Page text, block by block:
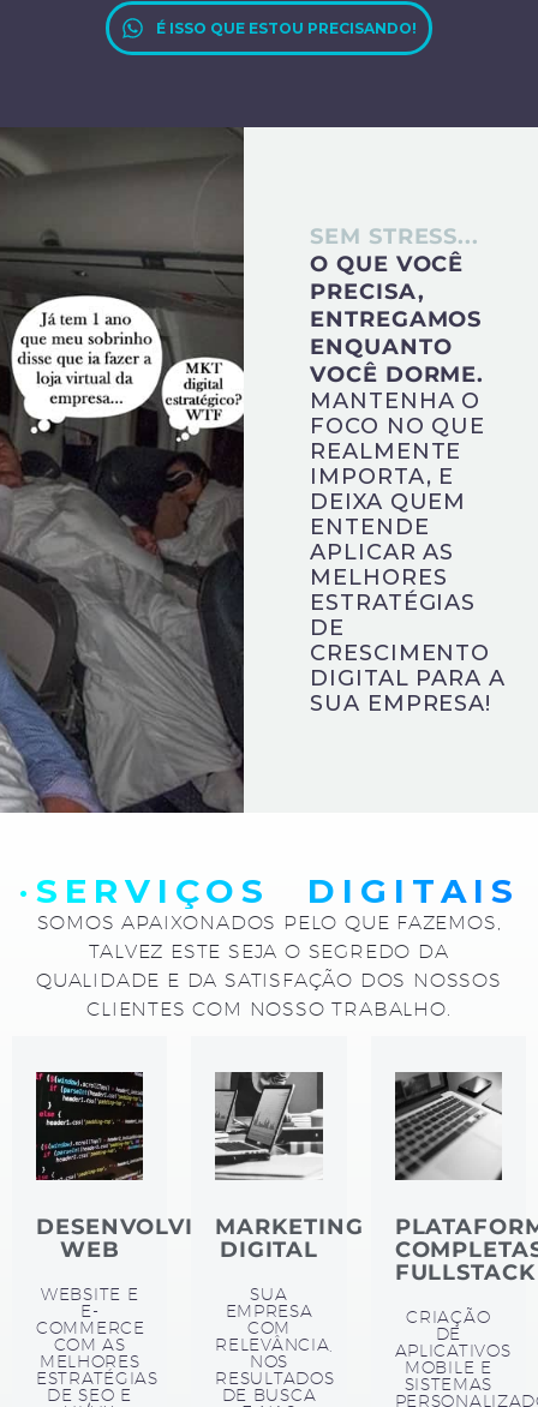
É ISSO QUE ESTOU PRECISANDO!
SEM STRESS...
O QUE VOCÊ
PRECISA,
ENTREGAMOS
ENQUANTO
VOCÊ DORME.
MANTENHA O
FOCO NO QUE
REALMENTE
IMPORTA, E
DEIXA QUEM
ENTENDE
APLICAR AS
MELHORES
ESTRATÉGIAS
DE
CRESCIMENTO
DIGITAL PARA A
SUA EMPRESA!
·SERVIÇOS DIGITAIS
SOMOS APAIXONADOS PELO QUE FAZEMOS,
TALVEZ ESTE SEJA O SEGREDO DA
QUALIDADE E DA SATISFAÇÃO DOS NOSSOS
CLIENTES COM NOSSO TRABALHO.
DESENVOLVIMENTO
WEB
WEBSITE E
E-
COMMERCE
COM AS
MELHORES
ESTRATÉGIAS
DE SEO E
MARKETING
DIGITAL
SUA
EMPRESA
COM
RELEVÂNCIA,
NOS
RESULTADOS
DE BUSCA
FULLSTACK
CRIAÇÃO
DE
APLICATIVOS
MOBILE E
SISTEMAS